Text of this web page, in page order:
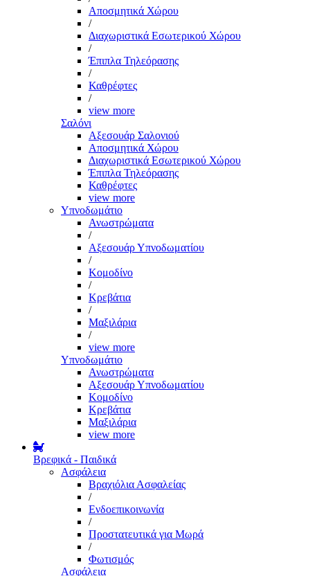
Αποσμητικά Χώρου
/
Διαχωριστικά Εσωτερικού Χώρου
/
Έπιπλα Τηλεόρασης
/
Καθρέφτες
/
view more
Σαλόνι
Αξεσουάρ Σαλονιού
Αποσμητικά Χώρου
Διαχωριστικά Εσωτερικού Χώρου
Έπιπλα Τηλεόρασης
Καθρέφτες
view more
Υπνοδωμάτιο
Ανωστρώματα
/
Αξεσουάρ Υπνοδωματίου
/
Κομοδίνο
/
Κρεβάτια
/
Μαξιλάρια
/
view more
Υπνοδωμάτιο
Ανωστρώματα
Αξεσουάρ Υπνοδωματίου
Κομοδίνο
Κρεβάτια
Μαξιλάρια
view more
Βρεφικά - Παιδικά
Ασφάλεια
Βραχιόλια Ασφαλείας
/
Ενδοεπικοινωνία
/
Προστατευτικά για Μωρά
/
Φωτισμός
Ασφάλεια